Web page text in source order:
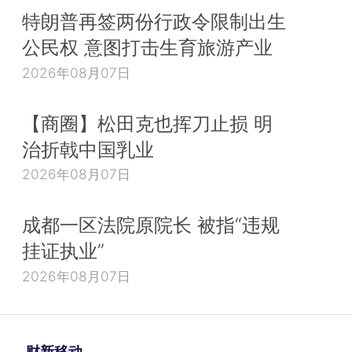
特朗普再签两份行政令限制出生
公民权 意图打击生育旅游产业
2026年08月07日
【商圈】松田克也挥刀止损 明
治折戟中国乳业
2026年08月07日
成都一区法院原院长 被指“违规
挂证执业”
2026年08月07日